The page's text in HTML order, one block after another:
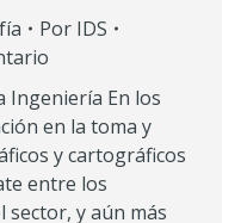
Por IDS
Ingeniería En los
en la toma y
y cartográficos
entre los
y aún más